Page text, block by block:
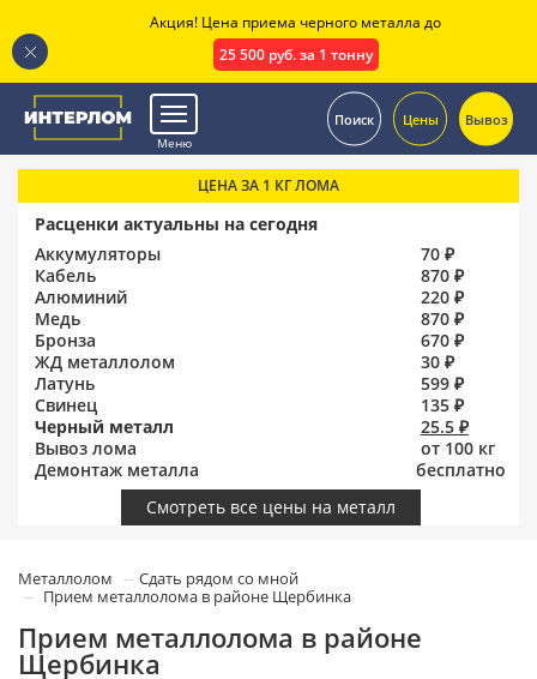
Меню
Поиск Цены Вывоз
ЦЕНА ЗА 1 КГ ЛОМА
Расценки актуальны на сегодня
Аккумуляторы
70 ₽
Кабель
870 ₽
Алюминий
220 ₽
Медь
870 ₽
Бронза
670 ₽
ЖД металлолом
30 ₽
Латунь
599 ₽
Свинец
135 ₽
Черный металл
25.5 ₽
Вывоз лома
от 100 кг
Демонтаж металла
бесплатно
Смотреть все цены на металл
Металлолом
Сдать рядом со мной
Прием металлолома в районе Щербинка
Прием металлолома в районе
Щербинка
Акция! Цена приема черного металла до
25 500 руб. за 1 тонну
.